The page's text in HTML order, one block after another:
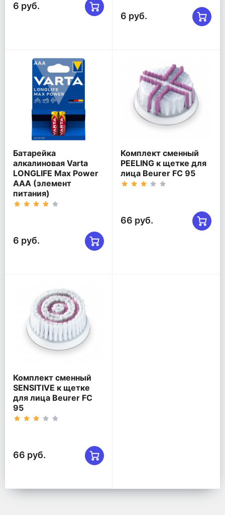
6 руб.
6 руб.
Батарейка
алкалиновая Varta
LONGLIFE Max Power
AAA (элемент
питания)
6 руб.
Комплект сменный
PEELING к щетке для
лица Beurer FC 95
66 руб.
Комплект сменный
SENSITIVE к щетке
для лица Beurer FC
95
66 руб.